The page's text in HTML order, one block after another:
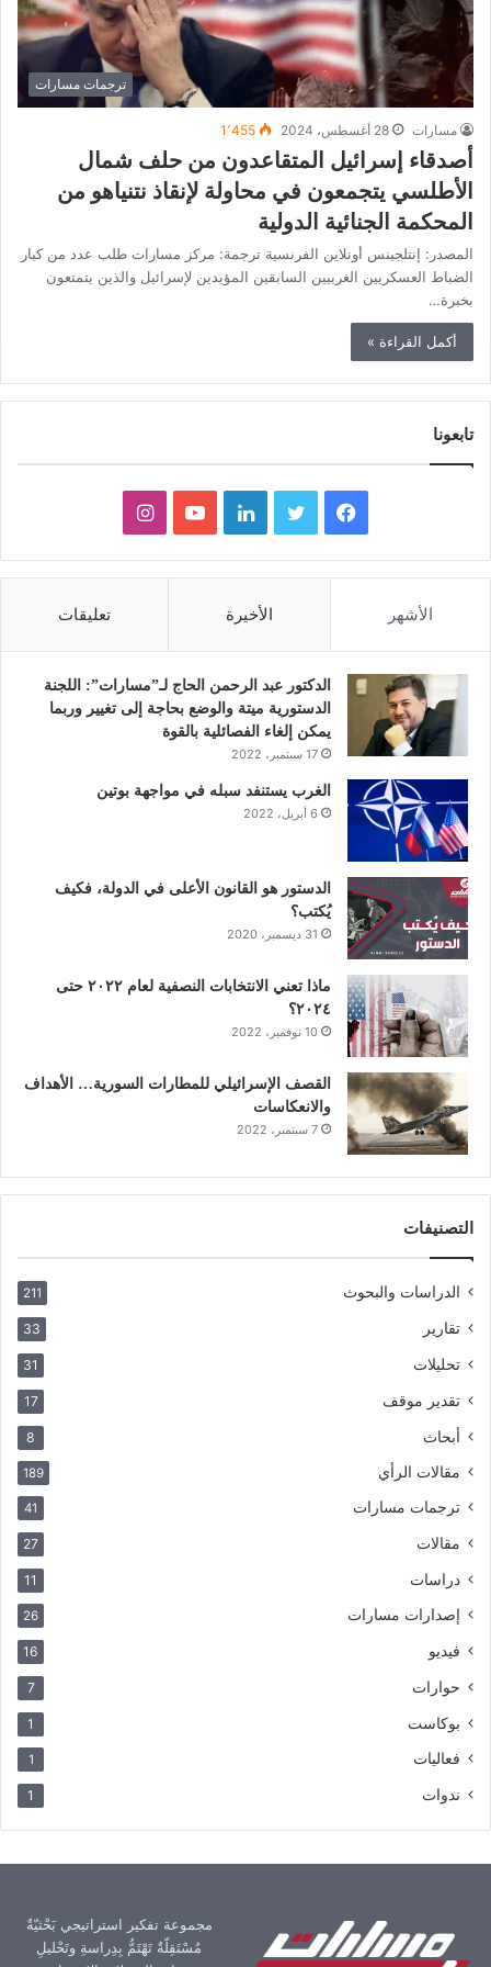
ترجمات مسارات
مسارات 28 أغسطس، 2024 1٬455
أصدقاء إسرائيل المتقاعدون من حلف شمال
الأطلسي يتجمعون في محاولة لإنقاذ نتنياهو من
المحكمة الجنائية الدولية
المصدر: إنتلجينس أونلاين الفرنسية ترجمة: مركز مسارات طلب عدد من كبار
الضباط العسكريين الغربيين السابقين المؤيدين لإسرائيل والذين يتمتعون
بخبرة…
أكمل القراءة »
تابعونا
ي
و
ك
و
ر
ي
د
إ
و
و
ب
ن
ق
الأشهر الأخيرة تعليقات
الدكتور عبد الرحمن الحاج لـ”مسارات”: اللجنة
الدستورية ميتة والوضع بحاجة إلى تغيير وربما
يمكن إلغاء الفصائلية بالقوة
17 سبتمبر، 2022
الغرب يستنفد سبله في مواجهة بوتين
6 أبريل، 2022
الدستور هو القانون الأعلى في الدولة، فكيف
يُكتب؟
31 ديسمبر، 2020
ماذا تعني الانتخابات النصفية لعام ٢٠٢٢ حتى
٢٠٢٤؟
10 نوفمبر، 2022
القصف الإسرائيلي للمطارات السورية… الأهداف
والانعكاسات
7 سبتمبر، 2022
التصنيفات
الدراسات والبحوث 211
تقارير 33
تحليلات 31
تقدير موقف 17
أبحاث 8
مقالات الرأي 189
ترجمات مسارات 41
مقالات 27
دراسات 11
إصدارات مسارات 26
فيديو 16
حوارات 7
بوكاست 1
فعاليات 1
ندوات 1
مجموعة تفكير استراتيجي بَحْثيّةٌ
مُسْتَقِلّةٌ تَهْتَمُّ بِدِراسةِ وتَحْليلِ